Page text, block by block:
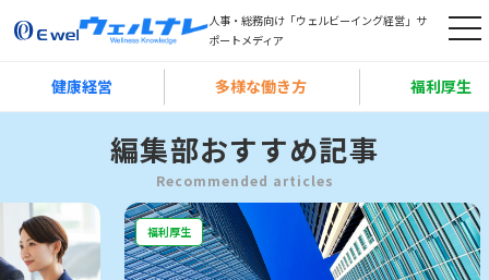
Skip
content
人事・総務向け「ウェルビーイング経営」サ
ポートメディア
t
g
n
a
v
健康経営 多様な働き方 福利厚生
編集部おすすめ記事
Recommended articles
福利厚生 福